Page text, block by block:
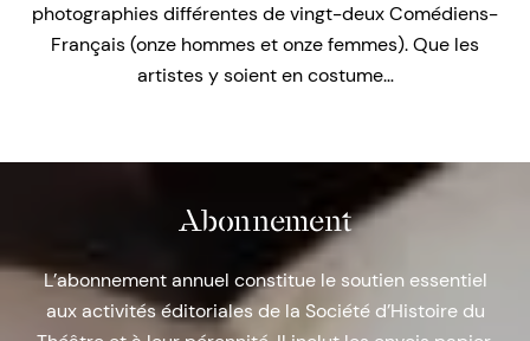
photographies différentes de vingt-deux Comédiens-
Français (onze hommes et onze femmes). Que les
artistes y soient en costume…
Abonnement
L’abonnement annuel constitue le soutien essentiel
aux activités éditoriales de la Société d’Histoire du